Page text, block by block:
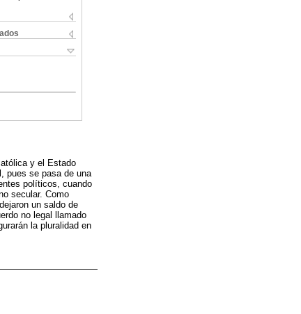
y el Estado
pues se pasa de una
políticos, cuando
secular. Como
un saldo de
no legal llamado
la pluralidad en